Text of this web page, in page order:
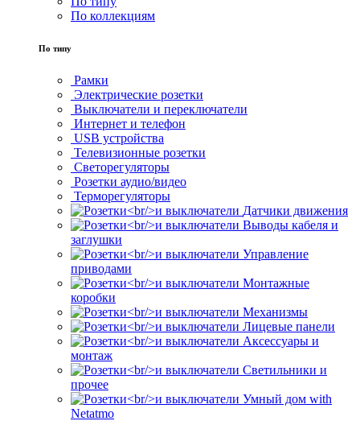
По коллекциям
По типу
Рамки
Электрические розетки
Выключатели и переключатели
Интернет и телефон
USB устройства
Телевизионные розетки
Светорегуляторы
Розетки аудио/видео
Терморегуляторы
Датчики движения
Выводы кабеля и
заглушки
Управление
приводами
Монтажные
коробки
Механизмы
Лицевые панели
Аксессуары и
монтаж
Светильники и
прочее
Умный дом with
Netatmo